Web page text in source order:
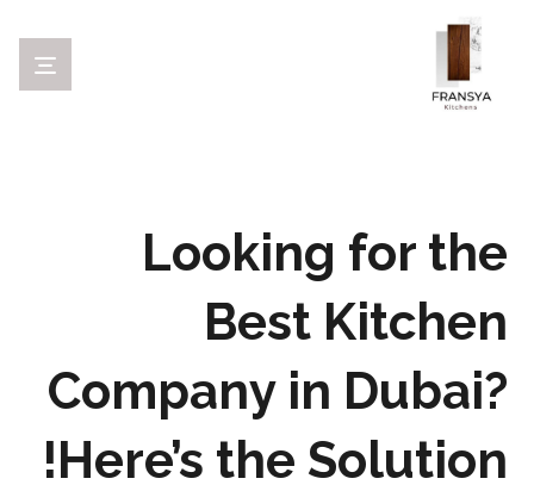
Looking for the
Best Kitchen
Company in Dubai?
Here’s the Solution!